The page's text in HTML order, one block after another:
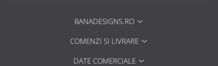
BANADESIGNS.RO
COMENZI SI LIVRARE
DATE COMERCIALE